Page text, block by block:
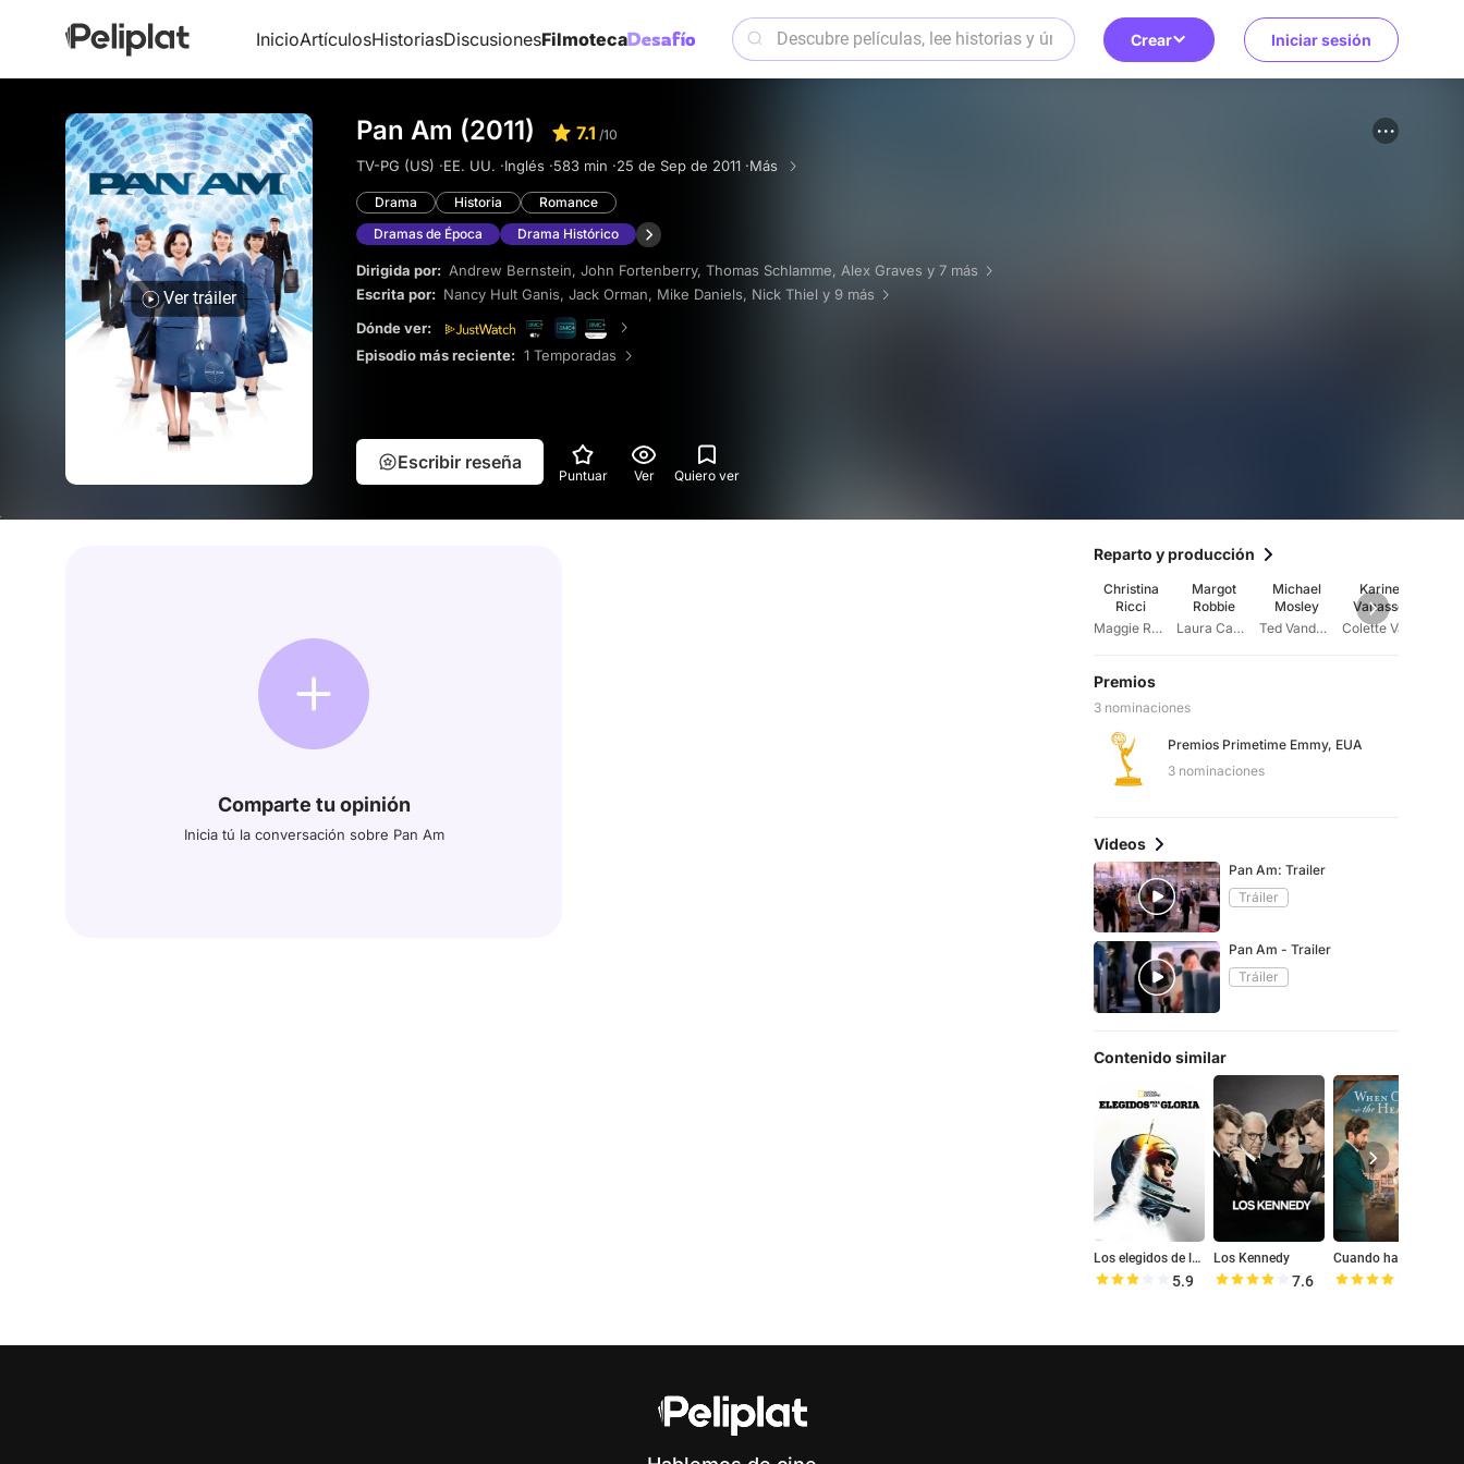
InicioArtículosHistoriasDiscusionesFilmoteca Crear Iniciar sesión
Ver tráiler
Pan Am (2011) 7.1 /10
TV-PG (US) ·EE. UU. ·Inglés ·583 min ·25 de Sep de 2011 ·Más
Drama Historia
Romance
Dramas de Época
Drama Histórico
Dirigida por: Andrew Bernstein, John Fortenberry, Thomas Schlamme, Alex Graves y 7 más
Escrita por: Nancy Hult Ganis, Jack Orman, Mike Daniels, Nick Thiel y 9 más
Dónde ver:
Episodio más reciente: 1 Temporadas
Escribir reseña
Puntuar Ver Quiero ver
Comparte tu opinión
Inicia tú la conversación sobre Pan Am
Reparto y producción
Christina
Ricci
Maggie Ryan
Margot
Robbie
Laura Cameron
Michael
Mosley
Ted Vanderway
Karine
Vanasse
Premios
3 nominaciones
Premios Primetime Emmy, EUA
3 nominaciones
Videos
Pan Am: Trailer
Tráiler
Pan Am - Trailer
Tráiler
Contenido similar
Los elegidos de la gloria
5.9
Los Kennedy
7.6